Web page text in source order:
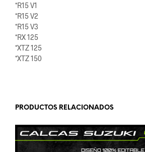
*R15 V1
*R15 V2
*R15 V3
*RX 125
*XTZ 125
*XTZ 150
PRODUCTOS RELACIONADOS